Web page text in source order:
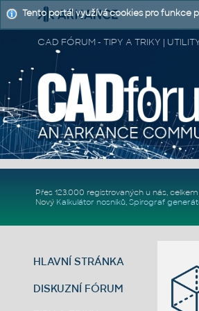
CAD FÓRUM - TIPY A TRIKY |
Přes 123.000 registrovaných u nás, celkem
Nový Kalkulátor nosníků, Spirograf
HLAVNÍ STRÁNKA
DISKUZNÍ FÓRUM
Tento portál využívá cookies pro funkce